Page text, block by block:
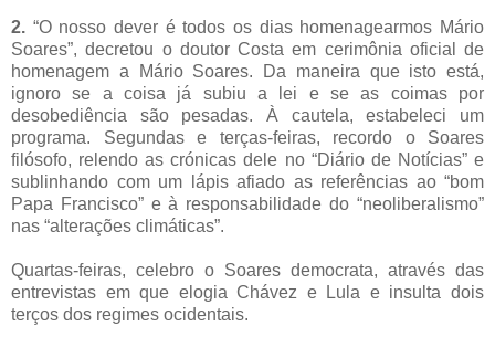
2. “O nosso dever é todos os dias homenagearmos Mário
Soares”, decretou o doutor Costa em cerimônia oficial de
homenagem a Mário Soares. Da maneira que isto está,
ignoro se a coisa já subiu a lei e se as coimas por
desobediência são pesadas. À cautela, estabeleci um
programa. Segundas e terças-feiras, recordo o Soares
filósofo, relendo as crónicas dele no “Diário de Notícias” e
sublinhando com um lápis afiado as referências ao “bom
Papa Francisco” e à responsabilidade do “neoliberalismo”
nas “alterações climáticas”.
Quartas-feiras, celebro o Soares democrata, através das
entrevistas em que elogia Chávez e Lula e insulta dois
terços dos regimes ocidentais.